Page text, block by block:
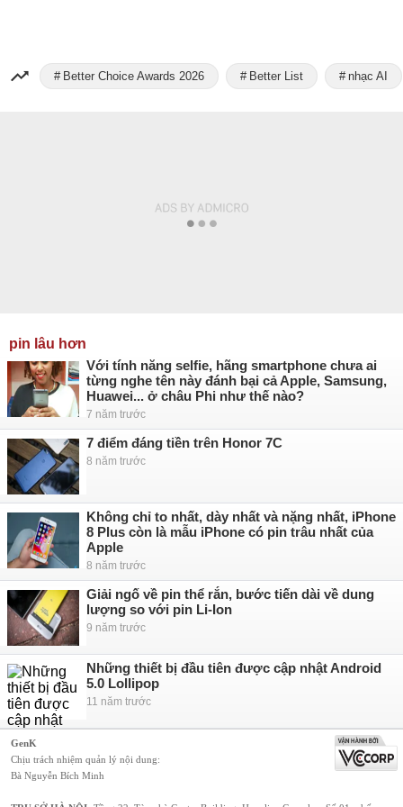
Better Choice Awards 2026 Better List nhạc AI
pin lâu hơn
Với tính năng selfie, hãng smartphone chưa ai
từng nghe tên này đánh bại cả Apple, Samsung,
Huawei... ở châu Phi như thế nào?
7 năm trước
7 điểm đáng tiền trên Honor 7C
8 năm trước
Không chỉ to nhất, dày nhất và nặng nhất, iPhone
8 Plus còn là mẫu iPhone có pin trâu nhất của
Apple
8 năm trước
Giải ngố về pin thể rắn, bước tiến dài về dung
lượng so với pin Li-Ion
9 năm trước
Những thiết bị đầu tiên được cập nhật Android
5.0 Lollipop
11 năm trước
GenK
Chịu trách nhiệm quản lý nội dung:
Bà Nguyễn Bích Minh